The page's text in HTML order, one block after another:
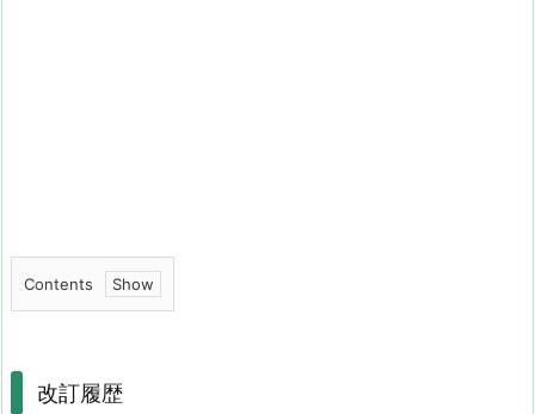
Contents
訂
改訂履歴